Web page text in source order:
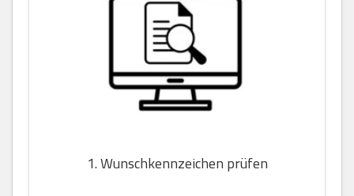
1. Wunschkennzeichen prüfen